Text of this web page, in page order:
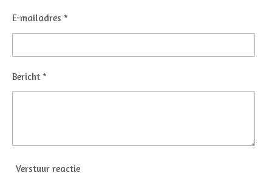
E-mailadres *
Bericht *
Verstuur reactie